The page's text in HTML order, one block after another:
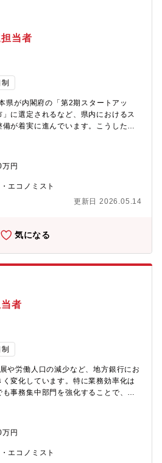
当者
県が内閣府の「第2期スタートアッ
に選定されるなど、県内におけるス
が着実に進んでいます。こうした流
って取り組める人材を募集します。
び成長支援に関する下記業務をご担当
務】■熊本県内における起業希望者の発
の探索ならびに事業化に向けた育成支
プに対する事業支援（メンタリング、
タートアップ関連ファンドへの投資検
円
エコノミスト
更新日 2026.05.14
気になる
者
や労働人口の減少など、地方銀行にお
変化しています。特に業務効率化は
事務集中部門を強化することで、店
経験者も含め堅確に事務を行うこと
事務集中部門では、銀
て、以下のような業務を行っていま
る各種事務書類の確認、入力、処理
円
エコノミスト